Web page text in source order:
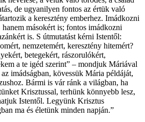
de ugyanilyen fontos az értük való
a keresztény emberhez. Imádkozni
másokért is; fontos imádkozni
is. S útmutatást kérni Istentől:
nemzetemért, keresztény hitemért?
betegekért, rászorulókért,
a te igéd szerint” – mondjuk Máriával
imádságban, kövessük Mária példáját,
Bármi is vár ránk a világban, ha
Krisztussal, terhünk könnyebb lesz,
Istentől. Legyünk Krisztus
ma és életünk minden napján.”